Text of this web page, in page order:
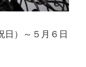
日）～５月６日